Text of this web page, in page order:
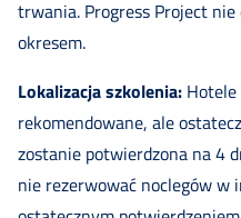
trwania. Progress Project
okresem.
Lokalizacja szkolenia:
rekomendowane, ale
zostanie potwierdzona na 4
nie rezerwować noclegów w